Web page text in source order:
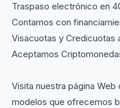
Traspaso electrónico en
Contamos con
Visacuotas y Credicuotas
Aceptamos
Visita nuestra página
modelos que ofrecemos